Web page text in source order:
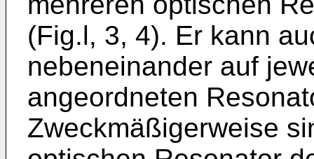
(Fig.l, 3, 4). Er kann
nebeneinander auf
angeordneten
Zweckmäßigerweise